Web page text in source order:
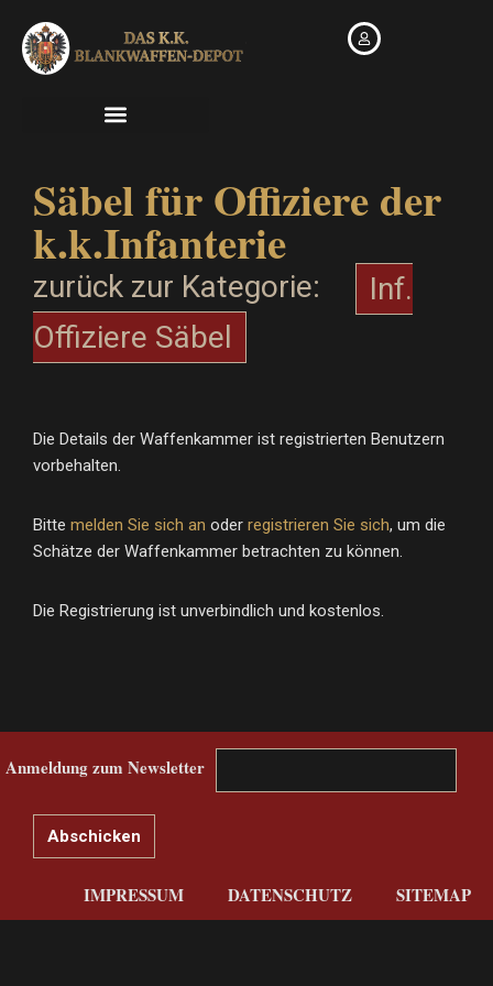
Zum
Säbel für Offiziere der
k.k.Infanterie
zurück zur Kategorie:
Inf.
Offiziere Säbel
Die Details der Waffenkammer ist registrierten Benutzern
vorbehalten.
Bitte melden Sie sich an oder registrieren Sie sich, um die
Schätze der Waffenkammer betrachten zu können.
Die Registrierung ist unverbindlich und kostenlos.
Anmeldung zum Newsletter
IMPRESSUM DATENSCHUTZ SITEMAP